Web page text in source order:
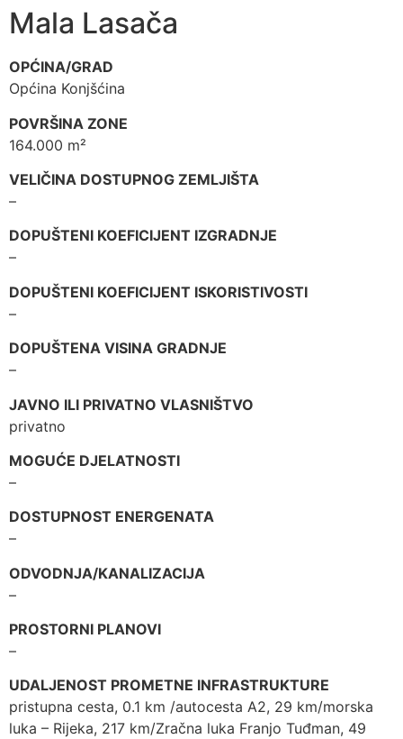
Mala Lasača
OPĆINA/GRAD
Općina Konjšćina
POVRŠINA ZONE
164.000 m²
VELIČINA DOSTUPNOG ZEMLJIŠTA
–
DOPUŠTENI KOEFICIJENT IZGRADNJE
–
DOPUŠTENI KOEFICIJENT ISKORISTIVOSTI
–
DOPUŠTENA VISINA GRADNJE
–
JAVNO ILI PRIVATNO VLASNIŠTVO
privatno
MOGUĆE DJELATNOSTI
–
DOSTUPNOST ENERGENATA
–
ODVODNJA/KANALIZACIJA
–
PROSTORNI PLANOVI
–
UDALJENOST PROMETNE INFRASTRUKTURE
pristupna cesta, 0.1 km /autocesta A2, 29 km/morska
luka – Rijeka, 217 km/Zračna luka Franjo Tuđman, 49